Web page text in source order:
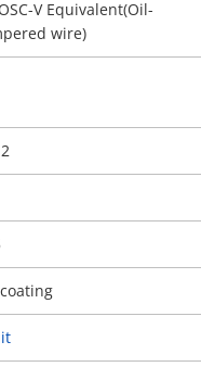
V Equivalent(Oil-
wire)